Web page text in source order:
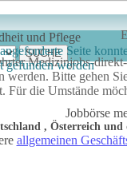
Seite
gefunden werden
Medizinjobs-
werden. Bitte gehen
Für die Umstände
und Pflege
Jobbörse
, Österreich
allgemeinen